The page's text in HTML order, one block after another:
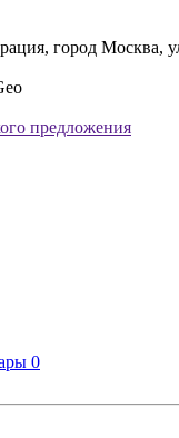
город Москва,
предложения
0